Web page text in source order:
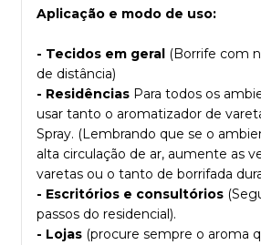
Aplicação e modo de uso:
- Tecidos em geral (Borrife com
de distância)
- Residências Para todos os
usar tanto o aromatizador de
Spray. (Lembrando que se o
alta circulação de ar, aumente as
varetas ou o tanto de borrifada
- Escritórios e consultórios
passos do residencial).
- Lojas (procure sempre o aroma